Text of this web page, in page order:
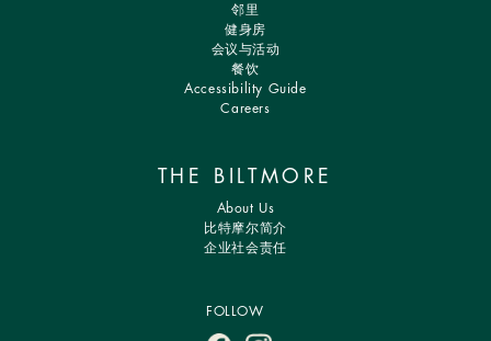
邻里
健身房
会议与活动
餐饮
Accessibility Guide
Careers
THE BILTMORE
About Us
比特摩尔简介
企业社会责任
FOLLOW